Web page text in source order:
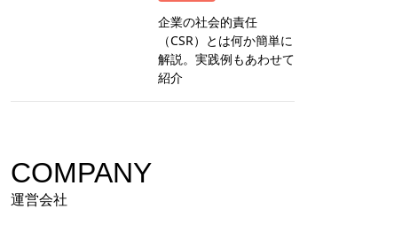
企業の社会的責任
（CSR）とは何か簡単に
解説。実践例もあわせて
紹介
COMPANY
運営会社